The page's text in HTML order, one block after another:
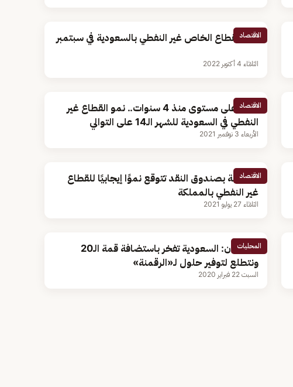
الاقتصاد
نمو القطاع الخاص غير النفطي بالسعودية في سبتمبر
الثلاثاء 4 أكتوبر 2022
الاقتصاد
عند أعلى مستوى منذ 4 سنوات.. نمو القطاع غير
النفطي في السعودية للشهر الـ14 على التوالي
الأربعاء 3 نوفمبر 2021
الاقتصاد
مسؤولة بصندوق النقد تتوقع نموًا إيجابيًا للقطاع
غير النفطي بالمملكة
الثلاثاء 27 يوليو 2021
المحليات
الجدعان: السعودية تفخر باستضافة قمة الـ20
ونتطلع لتوفير حلول لـ«الرقمنة»
السبت 22 فبراير 2020